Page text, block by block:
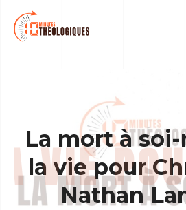
content
La mort à
la vie pour
Nathan